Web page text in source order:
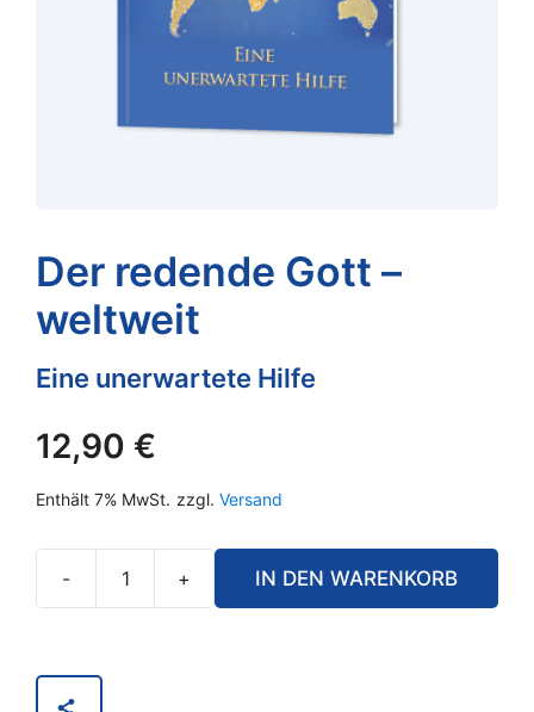
Der redende Gott –
weltweit
Eine unerwartete Hilfe
12,90 €
Enthält 7% MwSt. zzgl. Versand
- + IN DEN WARENKORB